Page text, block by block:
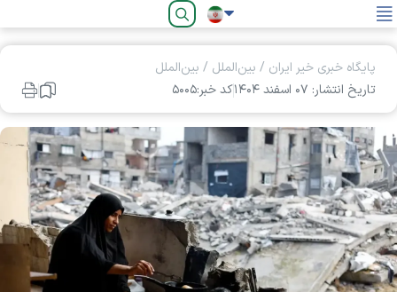
فارسی
پایگاه خبری خیر ایران / بین‌الملل / بین‌الملل
تاریخ انتشار: ۰۷ اسفند ۱۴۰۴
کد خبر:۵۰۰۵